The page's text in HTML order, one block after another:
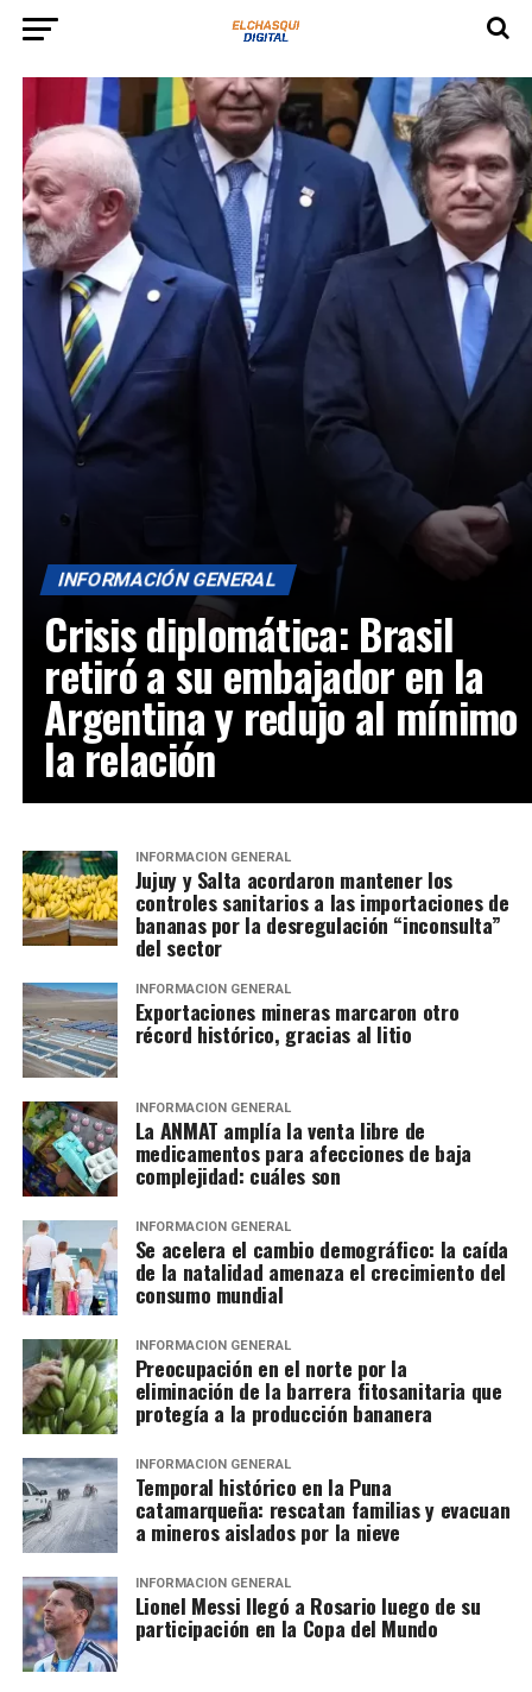
INFORMACIÓN GENERAL
Crisis diplomática: Brasil
retiró a su embajador en la
Argentina y redujo al mínimo
la relación
INFORMACIÓN GENERAL
Jujuy y Salta acordaron mantener los
controles sanitarios a las importaciones de
bananas por la desregulación “inconsulta”
del sector
INFORMACIÓN GENERAL
Exportaciones mineras marcaron otro
récord histórico, gracias al litio
INFORMACIÓN GENERAL
La ANMAT amplía la venta libre de
medicamentos para afecciones de baja
complejidad: cuáles son
INFORMACIÓN GENERAL
Se acelera el cambio demográfico: la caída
de la natalidad amenaza el crecimiento del
consumo mundial
INFORMACIÓN GENERAL
Preocupación en el norte por la
eliminación de la barrera fitosanitaria que
protegía a la producción bananera
INFORMACIÓN GENERAL
Temporal histórico en la Puna
catamarqueña: rescatan familias y evacuan
a mineros aislados por la nieve
INFORMACIÓN GENERAL
Lionel Messi llegó a Rosario luego de su
participación en la Copa del Mundo